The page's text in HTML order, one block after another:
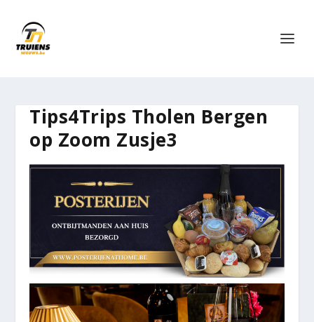
Tips4Trips Tholen Bergen
op Zoom Zusje3